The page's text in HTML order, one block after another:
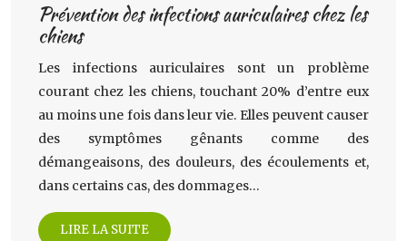
Prévention des infections auriculaires chez les
chiens
Les infections auriculaires sont un problème
courant chez les chiens, touchant 20% d’entre eux
au moins une fois dans leur vie. Elles peuvent causer
des symptômes gênants comme des
démangeaisons, des douleurs, des écoulements et,
dans certains cas, des dommages…
LIRE LA SUITE